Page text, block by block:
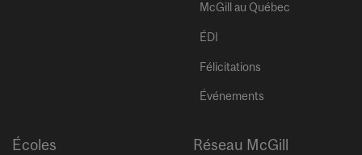
McGill au Québec
ÉDI
Félicitations
Événements
Écoles Réseau McGill